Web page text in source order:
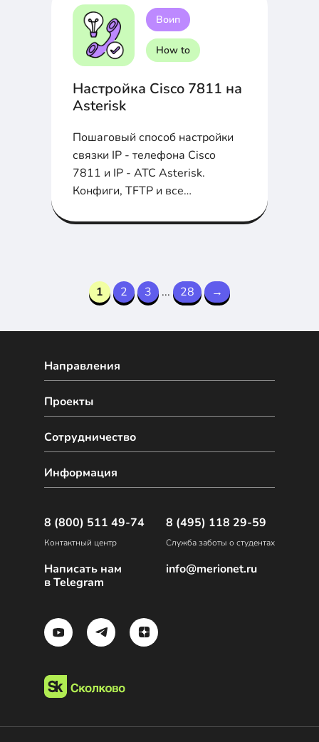
Воип
How to
Настройка Cisco 7811 на
Asterisk
Пошаговый способ настройки
связки IP - телефона Cisco
7811 и IP - АТС Asterisk.
Конфиги, TFTP и все
1 2 3 ... 28 →
Направления
Сотрудничество
Проекты
Информация
8 (800) 511 49-74
Контактный центр
Написать нам
в Telegram
8 (495) 118 29-59
Служба заботы о студентах
info@merionet.ru